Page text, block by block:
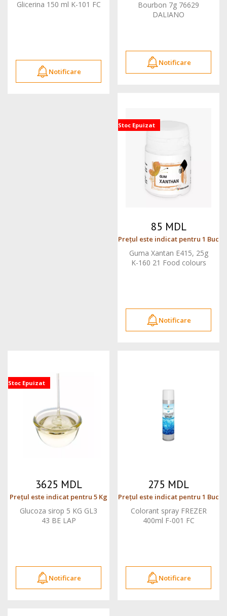
Glicerina 150 ml K-101 FC
Notificare
Bourbon 7g 76629
DALIANO
Notificare
Stoc Epuizat
85 MDL
Prețul este indicat pentru 1 Buc
Guma Xantan E415, 25g
K-160 21 Food colours
Notificare
Stoc Epuizat
3625 MDL
Prețul este indicat pentru 5 Kg
Glucoza sirop 5 KG GL3
43 BE LAP
Notificare
275 MDL
Prețul este indicat pentru 1 Buc
Colorant spray FREZER
400ml F-001 FC
Notificare